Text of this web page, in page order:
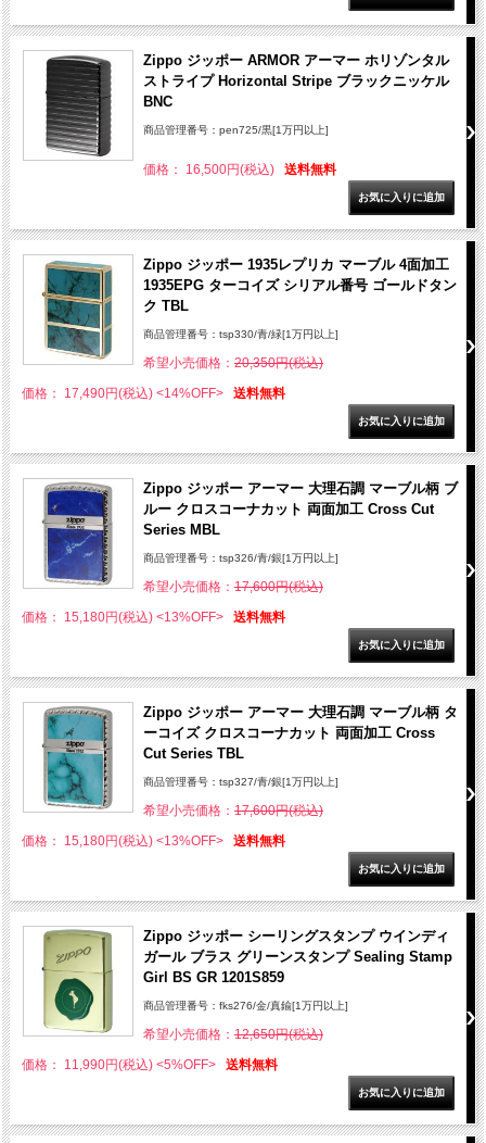
Zippo ジッポー ARMOR アーマー ホリゾンタル
ストライプ Horizontal Stripe ブラックニッケル
BNC
商品管理番号：pen725/黒[1万円以上]
価格： 16,500円(税込) 送料無料
Zippo ジッポー 1935レプリカ マーブル 4面加工
1935EPG ターコイズ シリアル番号 ゴールドタン
ク TBL
商品管理番号：tsp330/青/緑[1万円以上]
希望小売価格： 20,350円(税込)
価格： 17,490円(税込) <14%OFF> 送料無料
Zippo ジッポー アーマー 大理石調 マーブル柄 ブ
ルー クロスコーナカット 両面加工 Cross Cut
Series MBL
商品管理番号：tsp326/青/銀[1万円以上]
希望小売価格： 17,600円(税込)
価格： 15,180円(税込) <13%OFF> 送料無料
Zippo ジッポー アーマー 大理石調 マーブル柄 タ
ーコイズ クロスコーナカット 両面加工 Cross
Cut Series TBL
商品管理番号：tsp327/青/銀[1万円以上]
希望小売価格： 17,600円(税込)
価格： 15,180円(税込) <13%OFF> 送料無料
Zippo ジッポー シーリングスタンプ ウインディ
ガール ブラス グリーンスタンプ Sealing Stamp
Girl BS GR 1201S859
商品管理番号：fks276/金/真鍮[1万円以上]
希望小売価格： 12,650円(税込)
価格： 11,990円(税込) <5%OFF> 送料無料